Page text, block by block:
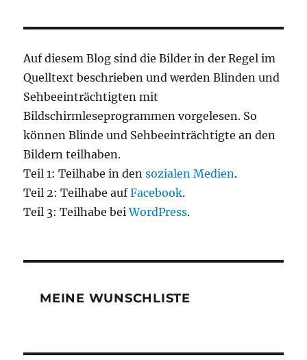
Auf diesem Blog sind die Bilder in der Regel im
Quelltext beschrieben und werden Blinden und
Sehbeeinträchtigten mit
Bildschirmleseprogrammen vorgelesen. So
können Blinde und Sehbeeinträchtigte an den
Bildern teilhaben.
Teil 1: Teilhabe in densozialen Medien.
Teil 2: Teilhabe aufFacebook.
Teil 3: Teilhabe beiWordPress.
MEINE WUNSCHLISTE